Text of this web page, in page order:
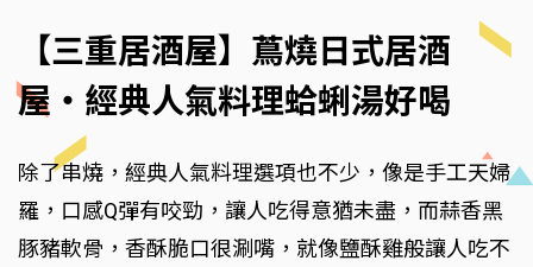
【三重居酒屋】蔦燒日式居酒
屋‧經典人氣料理蛤蜊湯好喝
除了串燒，經典人氣料理選項也不少，像是手工天婦
羅，口感Q彈有咬勁，讓人吃得意猶未盡，而蒜香黑
豚豬軟骨，香酥脆口很涮嘴，就像鹽酥雞般讓人吃不